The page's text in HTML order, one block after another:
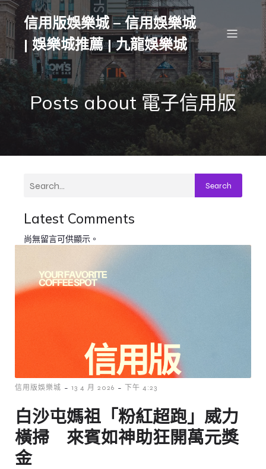
信用版娛樂城 – 信用娛樂城
| 娛樂城推薦 | 九龍娛樂城
Posts about 電子信用版
Search
Latest Comments
尚無留言可供顯示。
信用版娛樂城 - 13 4 月 2026 - 下午 4:23
白沙屯媽祖「粉紅超跑」威力
橫掃 來賓如神助狂開萬元獎
金